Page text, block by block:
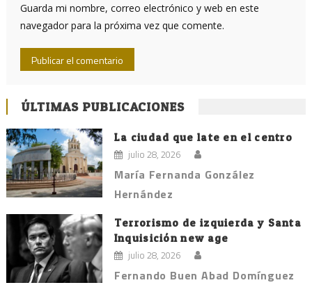
Guarda mi nombre, correo electrónico y web en este
navegador para la próxima vez que comente.
ÚLTIMAS PUBLICACIONES
La ciudad que late en el centro
julio 28, 2026
María Fernanda González
Hernández
Terrorismo de izquierda y Santa
Inquisición new age
julio 28, 2026
Fernando Buen Abad Domínguez